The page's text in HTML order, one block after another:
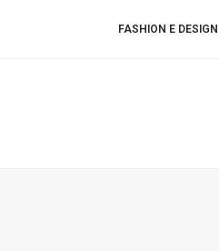
FASHION E DESIGN